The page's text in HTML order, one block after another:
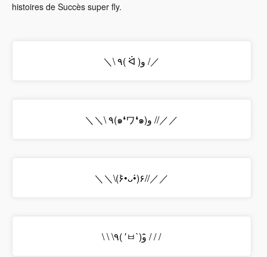
histoires de Succès super fly.
＼\ ٩( ᐛ )و /／
＼＼\ ٩(๑❛ワ❛๑)و //／／
＼＼\(۶•̀ᴗ•́)۶//／／
\ \ \٩( ′ㅂ`)و ̑̑/ / /